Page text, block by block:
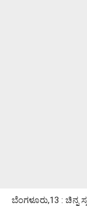
ಬೆಂಗಳೂರು,13 : ಚಿನ್ನ